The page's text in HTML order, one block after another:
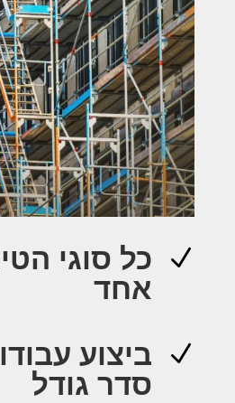
N
כל סוגי
אחד
N
ביצוע
סדר גודל